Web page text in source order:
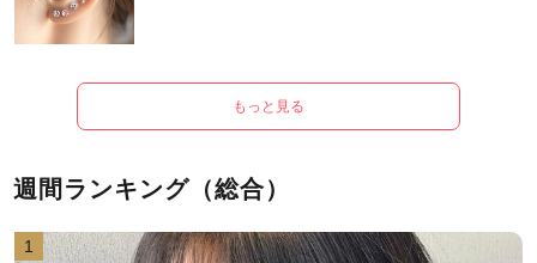
もっと見る
週間ランキング（総合）
1